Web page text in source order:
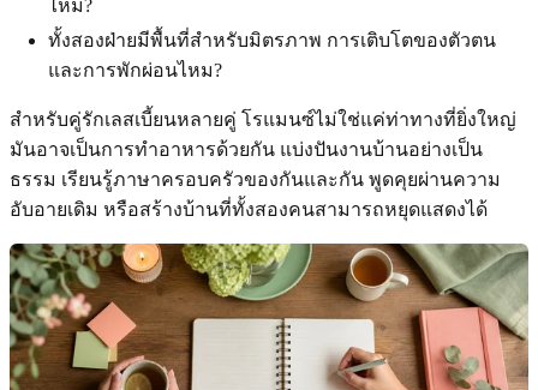
ไหม?
ทั้งสองฝ่ายมีพื้นที่สำหรับมิตรภาพ การเติบโตของตัวตน
และการพักผ่อนไหม?
สำหรับคู่รักเลสเบี้ยนหลายคู่ โรแมนซ์ไม่ใช่แค่ท่าทางที่ยิ่งใหญ่
มันอาจเป็นการทำอาหารด้วยกัน แบ่งปันงานบ้านอย่างเป็น
ธรรม เรียนรู้ภาษาครอบครัวของกันและกัน พูดคุยผ่านความ
อับอายเดิม หรือสร้างบ้านที่ทั้งสองคนสามารถหยุดแสดงได้